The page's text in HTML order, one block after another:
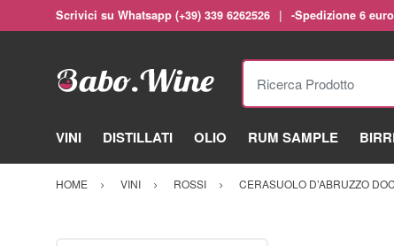
Scrivici su Whatsapp (+39) 339 6262526 -Spedizione 6
Ricerca Prodotto
VINI DISTILLATI OLIO RUM SAMPLE
HOME VINI ROSSI CERASUOLO D’ABRUZZO DOC